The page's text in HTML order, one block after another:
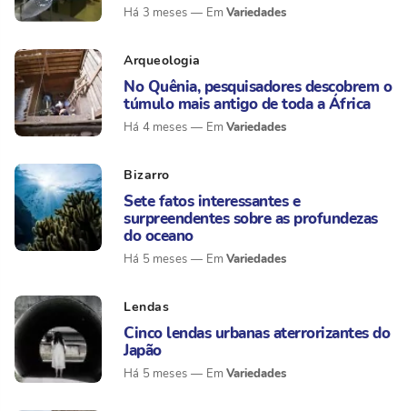
Há 3 meses Variedades
Arqueologia
No Quênia, pesquisadores descobrem o
túmulo mais antigo de toda a África
Há 4 meses Variedades
Bizarro
Sete fatos interessantes e
surpreendentes sobre as profundezas
do oceano
Há 5 meses Variedades
Lendas
Cinco lendas urbanas aterrorizantes do
Japão
Há 5 meses Variedades